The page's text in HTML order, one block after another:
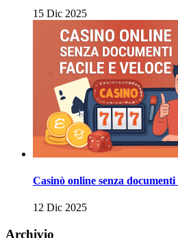
15 Dic 2025
Casinò online senza documenti
12 Dic 2025
Archivio